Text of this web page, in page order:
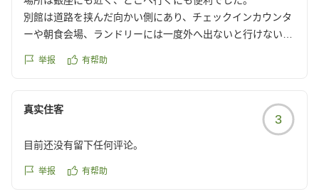
別館は道路を挟んだ向かい側にあり、チェックインカウンタ
ーや朝食会場、ランドリーには一度外へ出ないと行けないの
ランドリー2個のうち、1個は故障中でもう1個は長期滞在の
できました。
部屋のTV画面ではランドリーは常に空き表示だったのです
が、反映はされていませんでした。スタッフさんや部屋がど
うのというより滞在の外国人が多過ぎて使いづらい施設の印
象でした。
举报 有帮助
真实住客
3
目前还没有留下任何评论。
举报 有帮助